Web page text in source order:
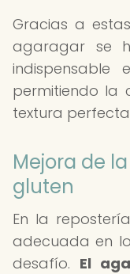
Gracias a
agaragar se
indispensable
permitiendo la
textura
Mejora de
gluten
En la
adecuada en
desafío. El